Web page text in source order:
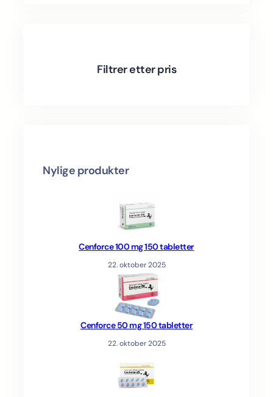
t
st
Filtrer etter pris
Nylige produkter
Cenforce 100 mg 150 tabletter
22. oktober 2025
Cenforce 50 mg 150 tabletter
22. oktober 2025